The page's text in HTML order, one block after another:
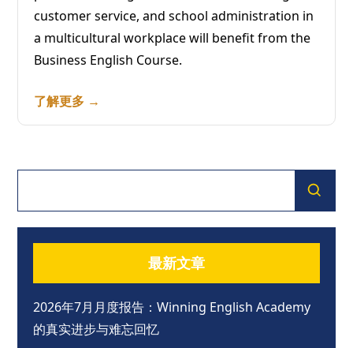
customer service, and school administration in
a multicultural workplace will benefit from the
Business English Course.
了解更多 →
最新文章
2026年7月月度报告：Winning English Academy
的真实进步与难忘回忆